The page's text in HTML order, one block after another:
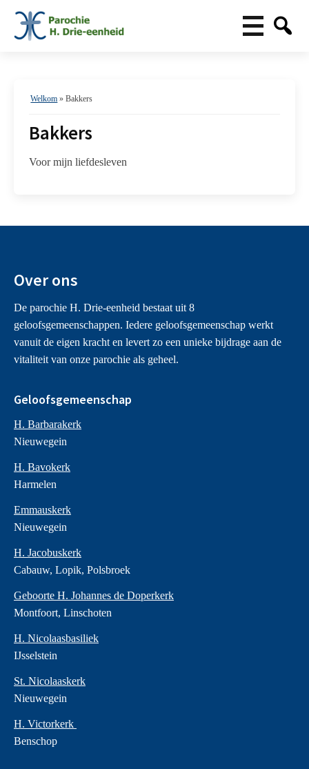
Welkom »Bakkers
Bakkers
Voor mijn liefdesleven
Over ons
De parochie H. Drie-eenheid bestaat uit 8
geloofsgemeenschappen. Iedere geloofsgemeenschap werkt
vanuit de eigen kracht en levert zo een unieke bijdrage aan de
vitaliteit van onze parochie als geheel.
Geloofsgemeenschap
H. Barbarakerk
Nieuwegein
H. Bavokerk
Harmelen
Emmauskerk
Nieuwegein
H. Jacobuskerk
Cabauw, Lopik, Polsbroek
Geboorte H. Johannes de Doperkerk
Montfoort, Linschoten
H. Nicolaasbasiliek
IJsselstein
St. Nicolaaskerk
Nieuwegein
H. Victorkerk
Benschop